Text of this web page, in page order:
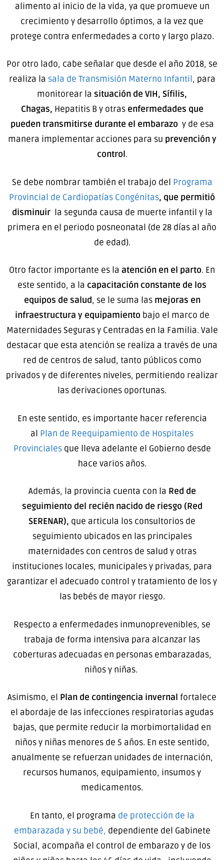
alimento al inicio de la vida, ya que promueve un
crecimiento y desarrollo óptimos, a la vez que
protege contra enfermedades a corto y largo plazo.
Por otro lado, cabe señalar que desde el año 2018, se
realiza la sala de Transmisión Materno Infantil, para
monitorear la situación de VIH, Sífilis,
Chagas, Hepatitis B y otras enfermedades que
pueden transmitirse durante el embarazo y de esa
manera implementar acciones para su prevención y
control.
Se debe nombrar también el trabajo del Programa
Provincial de Cardiopatías Congénitas, que permitió
disminuir la segunda causa de muerte infantil y la
primera en el periodo posneonatal (de 28 días al año
de edad).
Otro factor importante es la atención en el parto. En
este sentido, a la capacitación constante de los
equipos de salud, se le suma las mejoras en
infraestructura y equipamiento bajo el marco de
Maternidades Seguras y Centradas en la Familia. Vale
destacar que esta atención se realiza a través de una
red de centros de salud, tanto públicos como
privados y de diferentes niveles, permitiendo realizar
las derivaciones oportunas.
En este sentido, es importante hacer referencia
al Plan de Reequipamiento de Hospitales
Provincialesque lleva adelante el Gobierno desde
hace varios años.
Además, la provincia cuenta con la Red de
seguimiento del recién nacido de riesgo (Red
SERENAR), que articula los consultorios de
seguimiento ubicados en las principales
maternidades con centros de salud y otras
instituciones locales, municipales y privadas, para
garantizar el adecuado control y tratamiento de los y
las bebés de mayor riesgo.
Respecto a enfermedades inmunoprevenibles, se
trabaja de forma intensiva para alcanzar las
coberturas adecuadas en personas embarazadas,
niños y niñas.
Asimismo, el Plan de contingencia invernal fortalece
el abordaje de las infecciones respiratorias agudas
bajas, que permite reducir la morbimortalidad en
niños y niñas menores de 5 años. En este sentido,
anualmente se refuerzan unidades de internación,
recursos humanos, equipamiento, insumos y
medicamentos.
En tanto, el programa de protección de la
embarazada y su bebé, dependiente del Gabinete
Social, acompaña el control de embarazo y de los